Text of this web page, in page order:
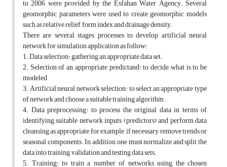
to 2006 were provided by the Esfahan Water Agency. Several
geomorphic parameters were used to create geomorphic models
such as relative relief, form index and drainage density.
There are several stages processes to develop artificial neural
network for simulation application as follow:
1. Data selection: gathering an appropriate data set.
2. Selection of an appropriate predictand: to decide what is to be
modeled
3. Artificial neural network selection: to select an appropriate type
of network and choose a suitable training algorithm.
4. Data preprocessing: to process the original data in terms of
identifying suitable network inputs (predictors) and perform data
cleansing as appropriate, for example, if necessary, remove trends or
seasonal components. In addition, one must normalize and split the
data into training, validation and testing data sets.
5. Training: to train a number of networks using the chosen